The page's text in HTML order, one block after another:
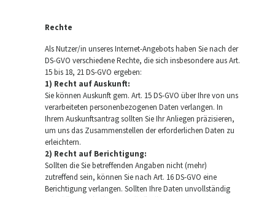
Rechte
Als Nutzer/in unseres Internet-Angebots haben Sie nach der
DS-GVO verschiedene Rechte, die sich insbesondere aus Art.
15 bis 18, 21 DS-GVO ergeben:
1) Recht auf Auskunft:
Sie können Auskunft gem. Art. 15 DS-GVO über Ihre von uns
verarbeiteten personenbezogenen Daten verlangen. In
Ihrem Auskunftsantrag sollten Sie Ihr Anliegen präzisieren,
um uns das Zusammenstellen der erforderlichen Daten zu
erleichtern.
2) Recht auf Berichtigung:
Sollten die Sie betreffenden Angaben nicht (mehr)
zutreffend sein, können Sie nach Art. 16 DS-GVO eine
Berichtigung verlangen. Sollten Ihre Daten unvollständig